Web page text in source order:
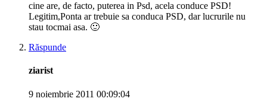
cine are, de facto, puterea in Psd, acela conduce PSD!
Legitim,Ponta ar trebuie sa conduca PSD, dar lucrurile nu
stau tocmai asa. 🙂
Răspunde
ziarist
9 noiembrie 2011 00:09:04